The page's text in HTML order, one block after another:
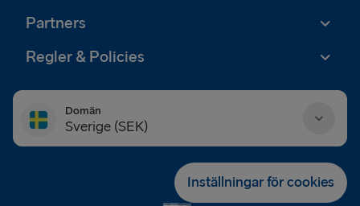
Partners
Regler & Policies
Domän
Sverige (SEK)
Inställningar för cookies